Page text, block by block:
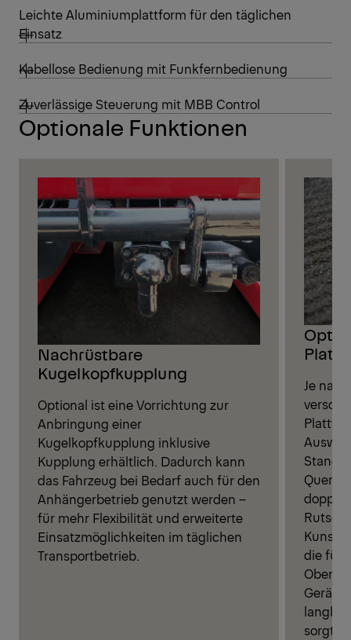
Leichte Aluminiumplattform für den täglichen
Einsatz
Kabellose Bedienung mit Funkfernbedienung
Zuverlässige Steuerung mit MBB Control
Optionale Funktionen
Nachrüstbare
Kugelkopfkupplung
Optional ist eine Vorrichtung zur
Anbringung einer
Kugelkopfkupplung inklusive
Kupplung erhältlich. Dadurch kann
das Fahrzeug bei Bedarf auch für den
Anhängerbetrieb genutzt werden –
für mehr Flexibilität und erweiterte
Einsatzmöglichkeiten im täglichen
Transportbetrieb.
Je
die für
sorgt.